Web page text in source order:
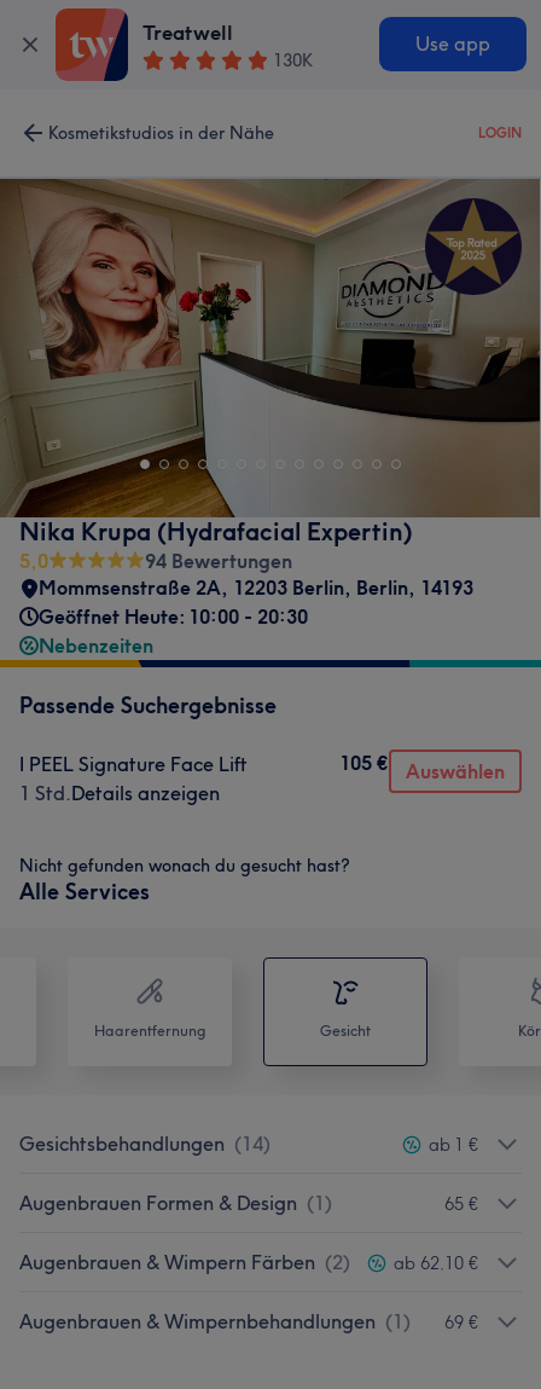
Treatwell
130K
Use app
Kosmetikstudios in der Nähe LOGIN
Nika Krupa (Hydrafacial Expertin)
5,0
94 Bewertungen
Mommsenstraße 2A, 12203 Berlin, Berlin, 14193
Geöffnet Heute: 10:00 - 20:30
Nebenzeiten
Passende Suchergebnisse
I PEEL Signature Face Lift
1 Std.Details anzeigen
105 € Auswählen
Nicht gefunden wonach du gesucht hast?
Alle Services
Haarentfernung Gesicht
Gesichtsbehandlungen (14) ab 1 €
Augenbrauen Formen & Design (1) 65 €
Augenbrauen & Wimpern Färben (2) ab 62,10 €
Augenbrauen & Wimpernbehandlungen (1) 69 €